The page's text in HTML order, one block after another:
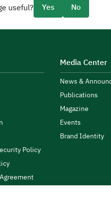
useful? Yes No
Policy
Media Center
News &
Publications
Magazine
Events
Brand Identity